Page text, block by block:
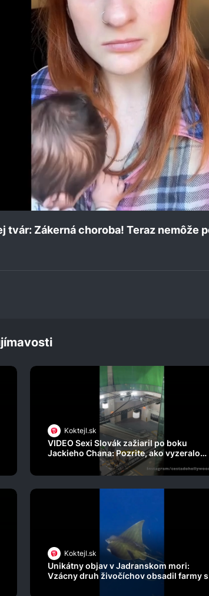
tvár: Zákerná choroba! Teraz nemôže
Koktejl.sk
VIDEO Sexi Slovák zažiaril po boku
Jackieho Chana: Pozrite, ako vyzeralo
natáčanie s legendou! Budete zízať
Koktejl.sk
Unikátny objav v Jadranskom mori:
Vzácny druh živočíchov obsadil farmy s